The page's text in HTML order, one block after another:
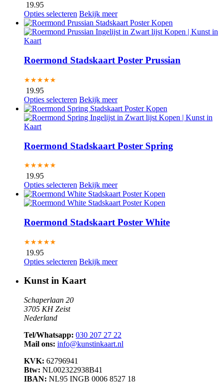
19.95
Opties selecteren Bekijk meer
Roermond Stadskaart Poster Prussian
★★★★★
19.95
Opties selecteren Bekijk meer
Roermond Stadskaart Poster Spring
★★★★★
19.95
Opties selecteren Bekijk meer
Roermond Stadskaart Poster White
★★★★★
19.95
Opties selecteren Bekijk meer
Kunst in Kaart
Schaperlaan 20
3705 KH Zeist
Nederland
Tel/Whatsapp: 030 207 27 22
Mail ons: info@kunstinkaart.nl
KVK: 62796941
Btw: NL002322938B41
IBAN: NL95 INGB 0006 8527 18